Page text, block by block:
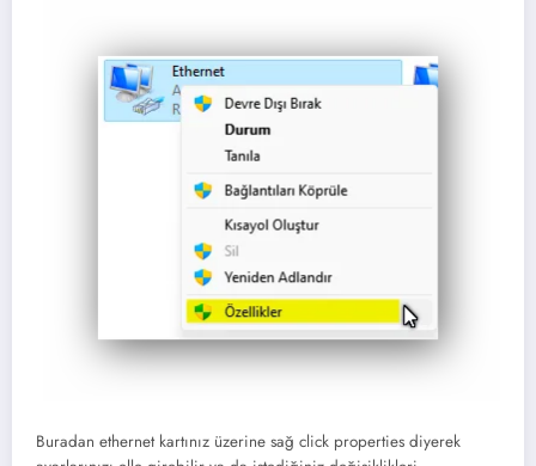
Buradan ethernet kartınız üzerine sağ click properties diyerek